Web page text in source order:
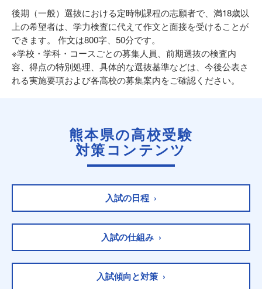
後期（一般）選抜における定時制課程の志願者で、満18歳以
上の希望者は、学力検査に代えて作文と面接を受けることが
できます。 作文は800字、50分です。
※学校・学科・コースごとの募集人員、前期選抜の検査内
容、得点の特別処理、具体的な選抜基準などは、今後公表さ
れる実施要項および各高校の募集案内をご確認ください。
熊本県の高校受験
対策コンテンツ
入試の日程 ›
入試の仕組み ›
入試傾向と対策 ›